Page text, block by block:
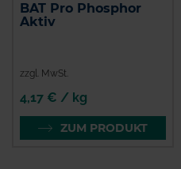
BAT Pro Phosphor
Aktiv
zzgl. MwSt.
4,17 € / kg
ZUM PRODUKT